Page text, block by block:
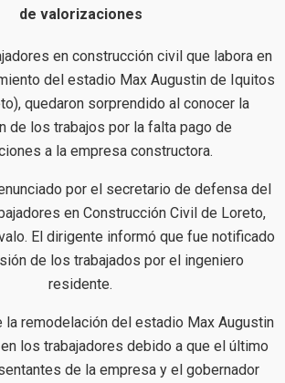
de valorizaciones
en construcción civil que labora en
del estadio Max Augustin de Iquitos
quedaron sorprendido al conocer la
de los trabajos por la falta pago de
a la empresa constructora.
por el secretario de defensa del
en Construcción Civil de Loreto,
El dirigente informó que fue notificado
de los trabajados por el ingeniero
residente.
la remodelación del estadio Max Augustin
los trabajadores debido a que el último
de la empresa y el gobernador